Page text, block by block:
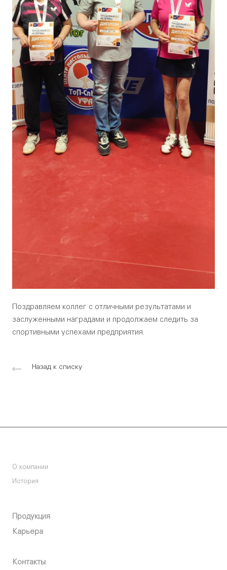
Поздравляем коллег с отличными результатами и
заслуженными наградами и продолжаем следить за
спортивными успехами предприятия.
Назад к списку
О компании
История
Продукция
Карьера
Контакты